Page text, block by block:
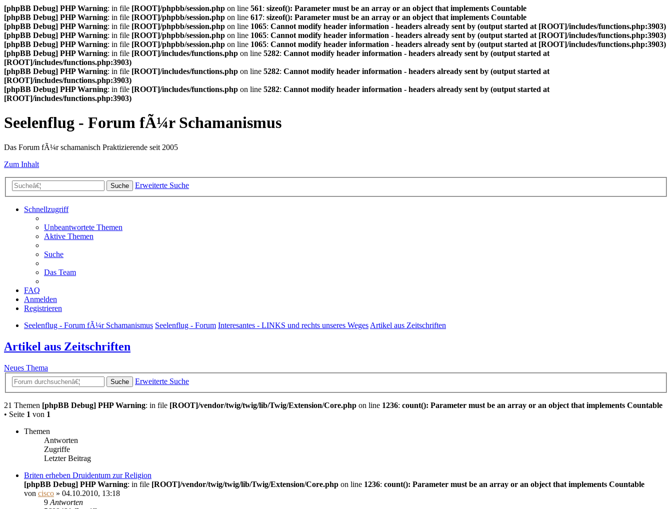
[phpBB Debug] PHP Warning: in file [ROOT]/phpbb/session.php on line 561: sizeof(): Parameter must be an array or an object that implements Countable
[phpBB Debug] PHP Warning: in file [ROOT]/phpbb/session.php on line 617: sizeof(): Parameter must be an array or an object that implements Countable
[phpBB Debug] PHP Warning: in file [ROOT]/phpbb/session.php on line 1065: Cannot modify header information - headers already sent by (output started at [ROOT]/includes/functions.php:3903)
[phpBB Debug] PHP Warning: in file [ROOT]/phpbb/session.php on line 1065: Cannot modify header information - headers already sent by (output started at [ROOT]/includes/functions.php:3903)
[phpBB Debug] PHP Warning: in file [ROOT]/phpbb/session.php on line 1065: Cannot modify header information - headers already sent by (output started at [ROOT]/includes/functions.php:3903)
[phpBB Debug] PHP Warning: in file [ROOT]/includes/functions.php on line 5282: Cannot modify header information - headers already sent by (output started at
[ROOT]/includes/functions.php:3903)
[phpBB Debug] PHP Warning: in file [ROOT]/includes/functions.php on line 5282: Cannot modify header information - headers already sent by (output started at
[ROOT]/includes/functions.php:3903)
[phpBB Debug] PHP Warning: in file [ROOT]/includes/functions.php on line 5282: Cannot modify header information - headers already sent by (output started at
[ROOT]/includes/functions.php:3903)
Seelenflug - Forum fÃ¼r Schamanismus
Das Forum fÃ¼r schamanisch Praktizierende seit 2005
Zum Inhalt
Suche Erweiterte Suche
Schnellzugriff
Unbeantwortete Themen
Aktive Themen
Suche
Das Team
FAQ
Anmelden
Registrieren
Seelenflug - Forum fÃ¼r Schamanismus Seelenflug - Forum Interesantes - LINKS und rechts unseres WegesArtikel aus Zeitschriften
Artikel aus Zeitschriften
Neues Thema
Suche Erweiterte Suche
21 Themen [phpBB Debug] PHP Warning: in file [ROOT]/vendor/twig/twig/lib/Twig/Extension/Core.php on line 1236: count(): Parameter must be an array or an object that implements Countable
• Seite 1 von 1
Themen
Antworten
Zugriffe
Letzter Beitrag
Briten erheben Druidentum zur Religion
[phpBB Debug] PHP Warning: in file [ROOT]/vendor/twig/twig/lib/Twig/Extension/Core.php on line 1236: count(): Parameter must be an array or an object that implements Countable
von cisco » 04.10.2010, 13:18
9 Antworten